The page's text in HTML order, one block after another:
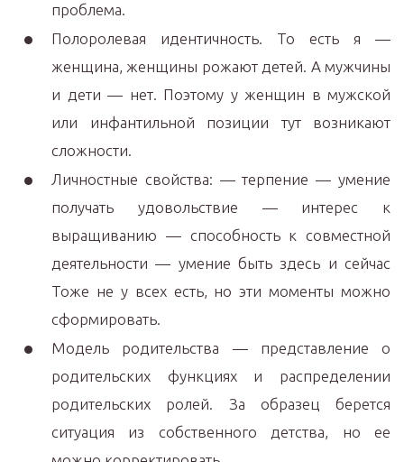
проблема.
Полоролевая идентичность. То есть я —
женщина, женщины рожают детей. А мужчины
и дети — нет. Поэтому у женщин в мужской
или инфантильной позиции тут возникают
сложности.
Личностные свойства: — терпение — умение
получать удовольствие — интерес к
выращиванию — способность к совместной
деятельности — умение быть здесь и сейчас
Тоже не у всех есть, но эти моменты можно
сформировать.
Модель родительства — представление о
родительских функциях и распределении
родительских ролей. За образец берется
ситуация из собственного детства, но ее